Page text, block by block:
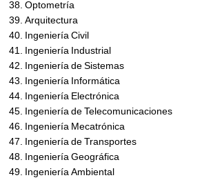
Optometría
Arquitectura
Ingeniería Civil
Ingeniería Industrial
Ingeniería de Sistemas
Ingeniería Informática
Ingeniería Electrónica
Ingeniería de Telecomunicaciones
Ingeniería Mecatrónica
Ingeniería de Transportes
Ingeniería Geográfica
Ingeniería Ambiental